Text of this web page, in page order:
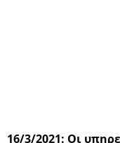
16/3/2021: Οι